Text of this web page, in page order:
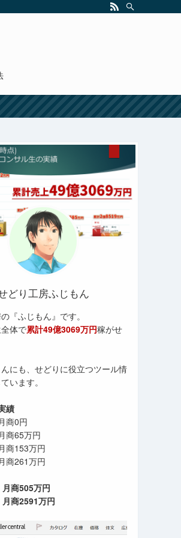
どり工房ふじもん
『ふじもん』です。
体で累計49億3069万円稼がせ
にも、せどりに役立つツール情
います。
績
商0円
商65万円
153万円
261万円
月商505万円
月商2591万円